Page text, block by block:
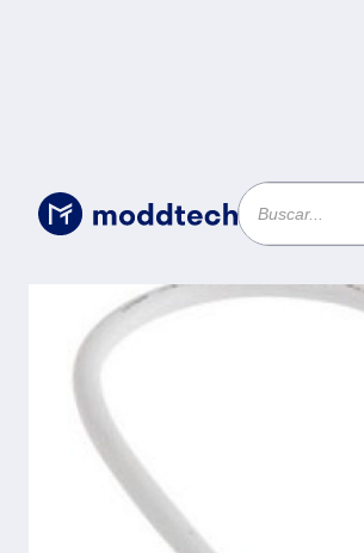
Cables/Convertidor HDMI a VGA BROBOTIX - Mini-HDMI, VGA (D-Sub), Color
blanco